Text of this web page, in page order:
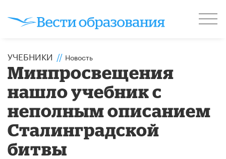
УЧЕБНИКИ // Новость
Минпросвещения
нашло учебник с
неполным описанием
Сталинградской
битвы